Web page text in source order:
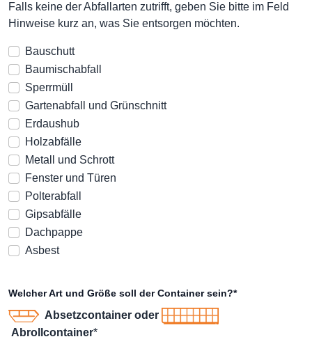
Falls keine der Abfallarten zutrifft, geben Sie bitte im Feld
Hinweise kurz an, was Sie entsorgen möchten.
Bauschutt
Baumischabfall
Sperrmüll
Gartenabfall und Grünschnitt
Erdaushub
Holzabfälle
Metall und Schrott
Fenster und Türen
Polterabfall
Gipsabfälle
Dachpappe
Asbest
Welcher Art und Größe soll der Container sein?*
Absetzcontainer oder
Abrollcontainer*